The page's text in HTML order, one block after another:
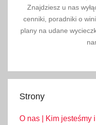
Znajdziesz u nas
cenniki, poradniki o
plany na udane
Strony
O nas | Kim jesteśmy